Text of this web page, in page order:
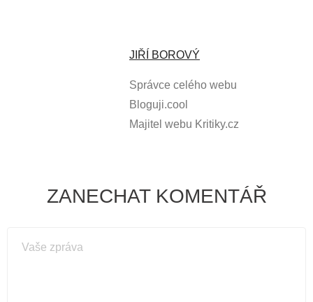
JIŘÍ BOROVÝ
Správce celého webu
Bloguji.cool
Majitel webu Kritiky.cz
ZANECHAT KOMENTÁŘ